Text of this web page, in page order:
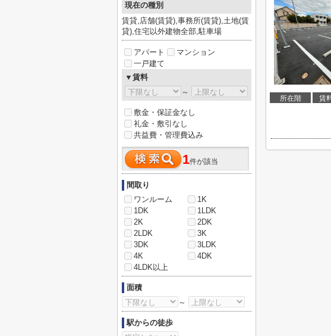
所在階 賃
現在の種別
賃貸,店舗(賃貸),事務所(賃貸),土地(賃
貸),住宅以外建物全部,駐車場
アパート
マンション
一戸建て
▼賃料
～
敷金・保証金なし
礼金・敷引なし
共益費・管理費込み
1件が該当
間取り
ワンルーム
1K
1DK
1LDK
2K
2DK
2LDK
3K
3DK
3LDK
4K
4DK
4LDK以上
面積
～
駅からの徒歩